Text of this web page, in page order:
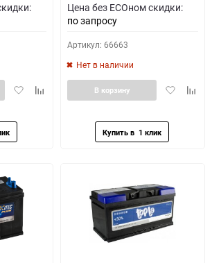
ДобавитьДобавить
Цена без ECOном скидки:
по запросу
Артикул: 66663
Нет в наличии
Добавить
В корзину